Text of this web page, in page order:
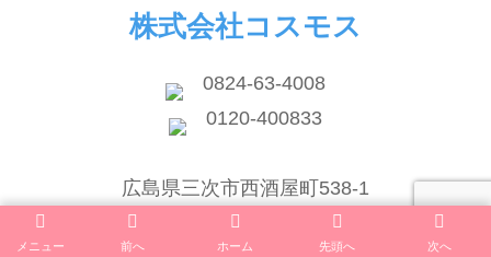
株式会社コスモス
0824-63-4008
0120-400833
広島県三次市西酒屋町538-1
info@cosmos-inc.jp
メニュー 前へ ホーム 先頭へ 次へ